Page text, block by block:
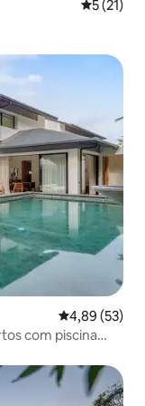
5 de uma
5 (21)
4,89 de uma
4,89 (53)
com piscina